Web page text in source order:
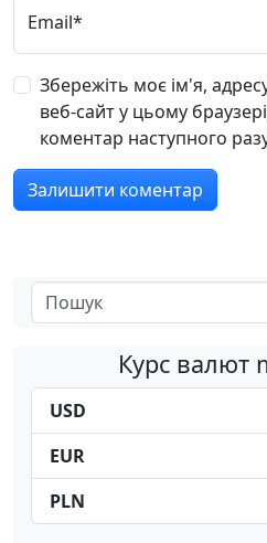
Email*
Збережіть моє ім'я,
веб-сайт у цьому
коментар наступного
Курс валют
USD
EUR
PLN